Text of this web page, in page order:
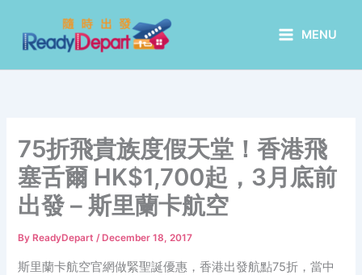
content
MENU
75折飛貴族度假天堂！香港飛
塞舌爾 HK$1,700起，3月底前
出發 – 斯里蘭卡航空
By ReadyDepart/ December 18, 2017
斯里蘭卡航空官網做緊聖誕優惠，香港出發航點75折，當中